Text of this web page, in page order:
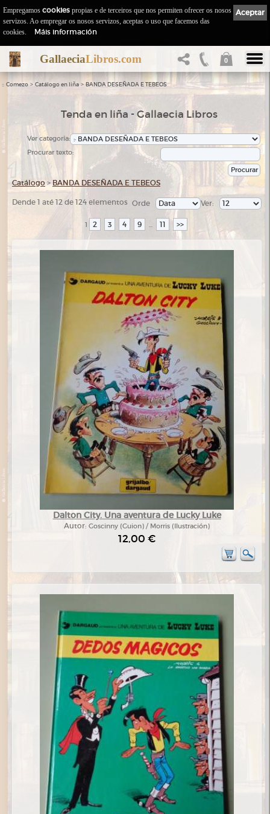
GallaeciaLibros.com 0
:: Comezo > Catálogo en liña > BANDA DESEÑADA E TEBEOS
Tenda en liña - Gallaecia Libros
Ver categoría:
Procurar texto:
Catálogo >BANDA DESEÑADA E TEBEOS
Dende 1 até 12 de 124 elementos Ver:
Orde
1 2 3 4 9 ... 11 >>
Dalton City. Una aventura de Lucky Luke
Autor: Goscinny (Guion) / Morris (Ilustración)
12,00 €
Aceptar
Empregamos cookies propias e de terceiros que nos permiten ofrecer os nosos
servizos. Ao empregar os nosos servizos, aceptas o uso que facemos das
cookies.
Máis información